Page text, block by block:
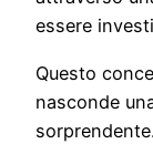
essere
Questo
nasconde